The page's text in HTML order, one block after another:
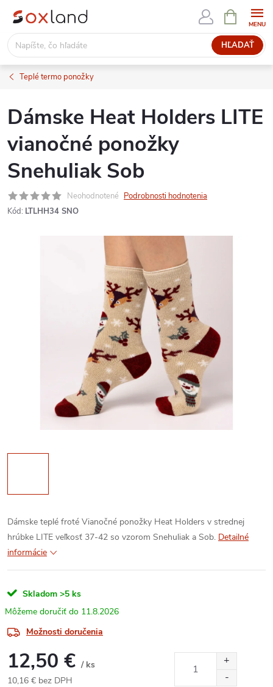
Prejsť
obsah
HĽADAŤ
KOŠÍK
Teplé termo ponožky
Dámske Heat Holders LITE
vianočné ponožky
Snehuliak Sob
Neohodnotené Podrobnosti hodnotenia
Kód: LTLHH34 SNO
Dámske teplé froté Vianočné ponožky Heat Holders v strednej
hrúbke LITE veľkosť 37-42 so vzorom Snehuliak a Sob. Detailné
informácie
Skladom >5 ks
11.8.2026
Možnosti doručenia
12,50 € / ks
10,16 € bez DPH